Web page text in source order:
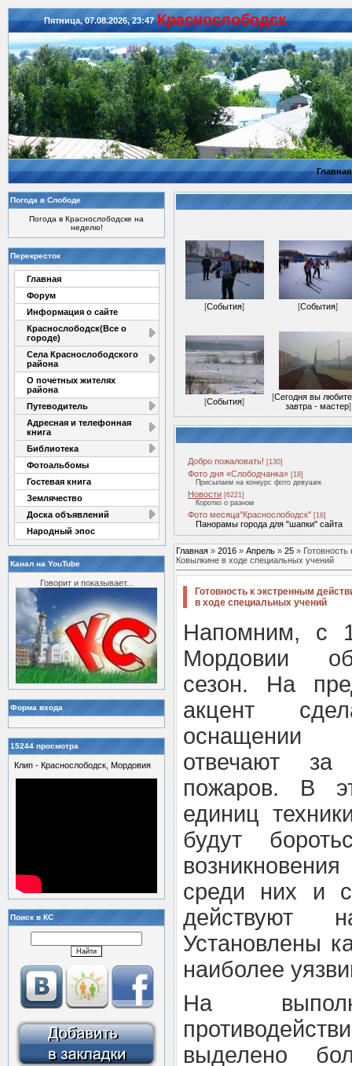
Пятница, 07.08.2026, 23:47 Красноcлободск
Главная
Погода в Слободе
Погода в Краснослободске на
неделю!
Перекресток
Главная
Форум
Информация о сайте
Краснослободск(Все о
городе)
Села Краснослободского
района
О почетных жителях
района
Путеводитель
Адресная и телефонная
книга
Библиотека
Фотоальбомы
Гостевая книга
Землячество
Доска объявлений
Народный эпос
Канал на YouTube
Говорит и показывает...
Форма входа
15244 просмотра
Клип - Краснослободск, Мордовия
Поиск в КС
[События] [События]
[События] [Сегодня вы
завтра - мастер]
Добро пожаловать! [130]
Фото дня «Слободчанка» [18]
Присылаем на конкурс фото девушек
Новости [6221]
Коротко о разном
Фото месяца"Краснослободск" [16]
Панорамы города для "шапки" сайта
Главная » 2016 » Апрель » 25 »
Ковылкине в ходе специальных учений
Готовность к экстренным
в ходе специальных учений
Напомним, с
Мордовии
сезон. На
акцент
оснащении
отвечают за
пожаров. В
единиц
будут
среди них и
действуют
Установлены
наиболее
На
выделено